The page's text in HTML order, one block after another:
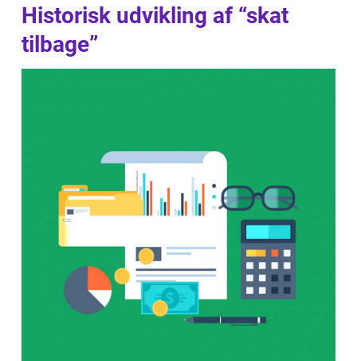
Historisk udvikling af “skat
tilbage”